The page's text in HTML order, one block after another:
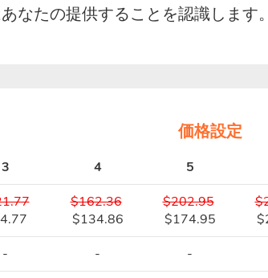
なたの提供することを認識します。
価格設定
3 4 5
$162.36
$134.86
$202.95
$174.95
- - -